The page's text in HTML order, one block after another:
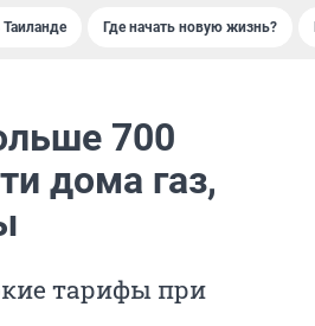
Где начать новую жизнь?
700
дома газ,
тарифы при